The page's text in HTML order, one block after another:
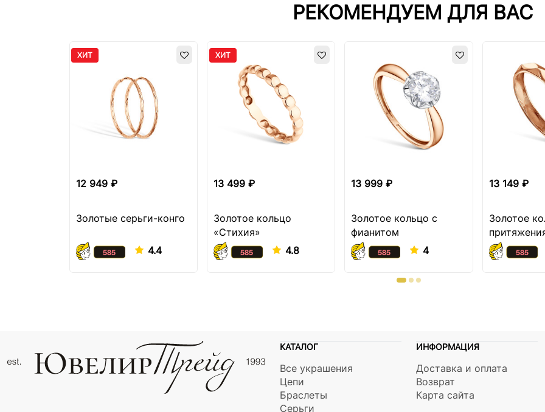
РЕКОМЕНДУЕМ ДЛЯ ВАС
ХИТ
12 949 ₽
Золотые серьги-конго
4.4
ХИТ
13 499 ₽
Золотое кольцо
«Стихия»
4.8
13 999 ₽
Золотое кольцо с
фианитом
4
13 149 ₽
Золотое
КАТАЛОГ
Все украшения
Цепи
Браслеты
Серьги
ИНФОРМАЦИЯ
Доставка и оплата
Возврат
Карта сайта